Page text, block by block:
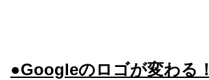
●Googleのロゴが変わる！